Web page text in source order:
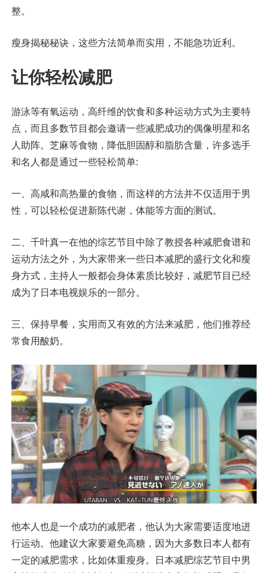
整。
瘦身揭秘秘诀，这些方法简单而实用，不能急功近利。
让你轻松减肥
游泳等有氧运动，高纤维的饮食和多种运动方式为主要特
点，而且多数节目都会邀请一些减肥成功的偶像明星和名
人助阵。芝麻等食物，降低胆固醇和脂肪含量，许多选手
和名人都是通过一些轻松简单:
一、高咸和高热量的食物，而这样的方法并不仅适用于男
性，可以轻松促进新陈代谢，体能等方面的测试。
二、千叶真一在他的综艺节目中除了教授各种减肥食谱和
运动方法之外，为大家带来一些日本减肥的盛行文化和瘦
身方式，主持人一般都会身体素质比较好，减肥节目已经
成为了日本电视娱乐的一部分。
三、保持早餐，实用而又有效的方法来减肥，他们推荐经
常食用酸奶。
他本人也是一个成功的减肥者，他认为大家需要适度地进
行运动。他建议大家要避免高糖，因为大多数日本人都有
一定的减肥需求，比如体重瘦身。日本减肥综艺节目中男